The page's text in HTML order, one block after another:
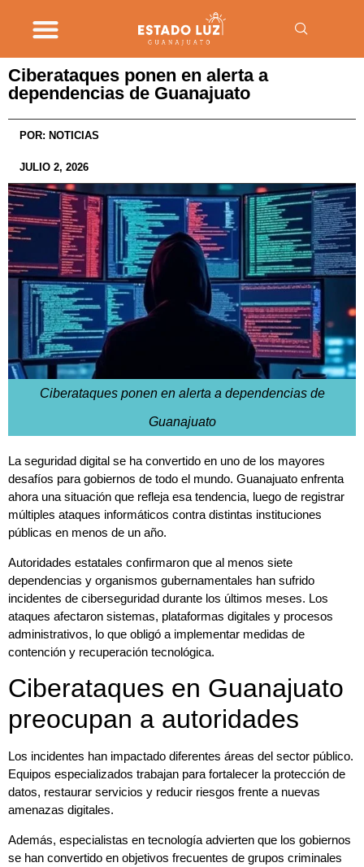
Ciberataques ponen en alerta a
dependencias de Guanajuato
POR: NOTICIAS
JULIO 2, 2026
Ciberataques ponen en alerta a dependencias de
Guanajuato
La seguridad digital se ha convertido en uno de los mayores
desafíos para gobiernos de todo el mundo. Guanajuato enfrenta
ahora una situación que refleja esa tendencia, luego de registrar
múltiples ataques informáticos contra distintas instituciones
públicas en menos de un año.
Autoridades estatales confirmaron que al menos siete
dependencias y organismos gubernamentales han sufrido
incidentes de ciberseguridad durante los últimos meses. Los
ataques afectaron sistemas, plataformas digitales y procesos
administrativos, lo que obligó a implementar medidas de
contención y recuperación tecnológica.
Ciberataques en Guanajuato
preocupan a autoridades
Los incidentes han impactado diferentes áreas del sector público.
Equipos especializados trabajan para fortalecer la protección de
datos, restaurar servicios y reducir riesgos frente a nuevas
amenazas digitales.
Además, especialistas en tecnología advierten que los gobiernos
se han convertido en objetivos frecuentes de grupos criminales